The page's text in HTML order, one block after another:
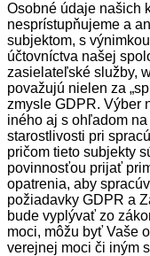
Osobné údaje našich
nesprístupňujeme a
subjektom, s
účtovníctva našej
zasielateľské služby,
považujú nielen za
zmysle GDPR. Výber
iného aj s ohľadom
starostlivosti pri
pričom tieto subjekty
povinnosťou prijať
opatrenia, aby
požiadavky GDPR a
bude vyplývať zo
moci, môžu byť Vaše
verejnej moci či iným